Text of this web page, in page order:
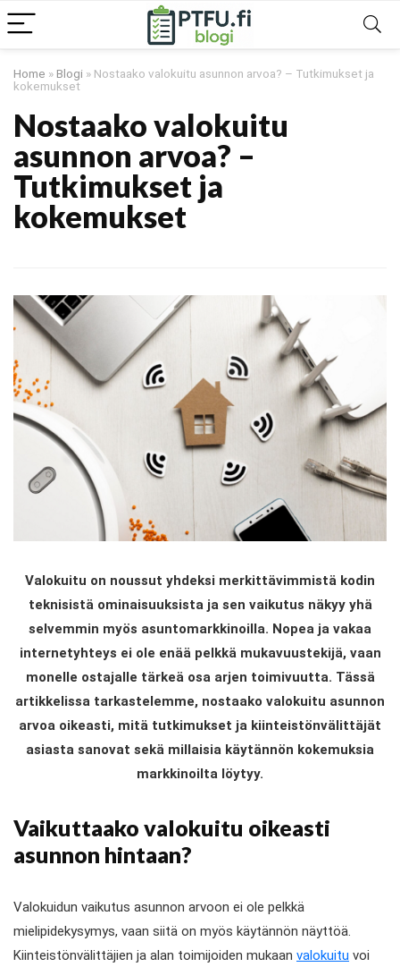
Home » Blogi » Nostaako valokuitu asunnon arvoa? – Tutkimukset ja
kokemukset
Nostaako valokuitu
asunnon arvoa? –
Tutkimukset ja
kokemukset
Valokuitu on noussut yhdeksi merkittävimmistä kodin
teknisistä ominaisuuksista ja sen vaikutus näkyy yhä
selvemmin myös asuntomarkkinoilla. Nopea ja vakaa
internetyhteys ei ole enää pelkkä mukavuustekijä, vaan
monelle ostajalle tärkeä osa arjen toimivuutta. Tässä
artikkelissa tarkastelemme, nostaako valokuitu asunnon
arvoa oikeasti, mitä tutkimukset ja kiinteistönvälittäjät
asiasta sanovat sekä millaisia käytännön kokemuksia
markkinoilta löytyy.
Vaikuttaako valokuitu oikeasti
asunnon hintaan?
Valokuidun vaikutus asunnon arvoon ei ole pelkkä
mielipidekysymys, vaan siitä on myös käytännön näyttöä.
Kiinteistönvälittäjien ja alan toimijoiden mukaan valokuitu voi